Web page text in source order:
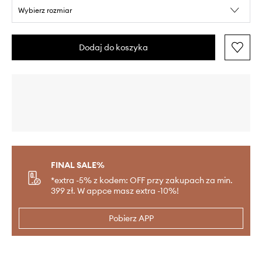
Wybierz rozmiar
Dodaj do koszyka
FINAL SALE%
*extra -5% z kodem: OFF przy zakupach za min.
399 zł. W appce masz extra -10%!
Pobierz APP